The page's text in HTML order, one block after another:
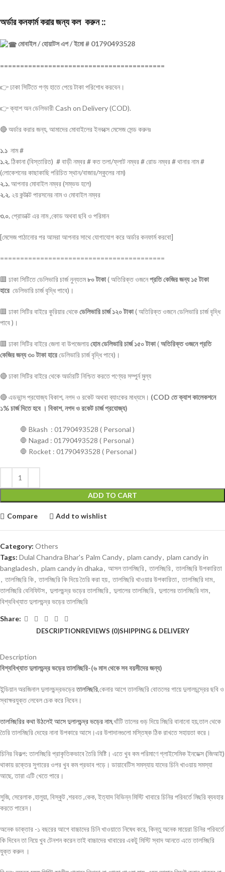
অর্ডার কনফার্ম করার জন্য কল করুন ::
মোবাইল / হোয়াটস এপ / ইমো # 01790493528
=========================================
👉 ঢাকা সিটিতে পণ্য হাতে পেয়ে টাকা পরিশোধ করবেন।
👉 ক্যাশ অন ডেলিভারী Cash on Delivery (COD).
🔴 অর্ডার করার জন্য, আমাদের মোবাইলের ইনবক্সে মেসেজ সেন্ড করুনঃ
১.১ নাম #
১.২.ঠিকানা (বিস্তারিত) # বাড়ী নম্বর # কত তলা/ফ্লাট নম্বর # রোড নম্বর # থানার নাম #
(লোকেশনের কাছাকাছি পরিচিত স্থান/বাজার/স্কুলের নাম)
২.১.আপনার মোবাইল নম্বর (সম্ভভ হলে)
২.২. ২য় কন্টাক্ট পারসনের নাম ও মোবাইল নম্বর
৩.০.প্রোডাক্ট এর নাম ,কোড অথবা ছবি ও পরিমান
[মেসেজ পাঠানোর পর আমরা আপনার সাথে যোগাযোগ করে অর্ডার কনফার্ম করবো]
=========================================
🟥 ঢাকা সিটিতে ডেলিভারি চার্জ নুন্যতম৮০ টাকা( অতিরিক্ত ওজনেপ্রতি কেজির জন্য ১৫ টাকা
হারে ডেলিভারি চার্জ বৃদ্ধি পাবে)।
🟥 ঢাকা সিটির বাইরে কুরিয়ার থেকেডেলিভারি চার্জ ১২০ টাকা( অতিরিক্ত ওজনে ডেলিভারি চার্জ বৃদ্ধি
পাবে )।
🟥 ঢাকা সিটির বাইরে জেলা বা উপজেলায়হোম ডেলিভারি চার্জ ১৫০ টাকা(অতিরিক্ত ওজনে প্রতি
কেজির জন্য ৩০ টাকা হারেডেলিভারি চার্জ বৃদ্ধি পাবে)।
🔴 ঢাকা সিটির বাইরে থেকে অর্ডারটি নিশ্চিত করতে পণ্যের সম্পুর্ন মুল্য
🔴 এডভান্স প্রযোজ্য বিকাশ, নগদ ও রকেট অথবা ব্যাংকের মাধ্যমে। (COD তে ক্যাশ কালেকশনে
১% চার্জ দিতে হবে । বিকাশ, নগদ ও রকেট চার্জ প্রযোজ্য)
🛑 Bkash : 01790493528 ( Personal )
🛑 Nagad : 01790493528 ( Personal )
🛑 Rocket : 01790493528 ( Personal )
ADD TO CART
Compare Add to wishlist
Category: Others
Tags: Dulal Chandra Bhar's Palm Candy, plam candy, plam candy in
bangladesh, plam candy in dhaka, আসল তালমিছরি, তালমিছরি, তালমিছরি উপকারিতা
, তালমিছরি কি, তালমিছরি কি দিয়ে তৈরি করা হয়, তালমিছরি খাওয়ার উপকারিতা, তালমিছরি দাম,
তালমিছরি বেনিফিটস, দুলালচন্দ্র ভড়ের তালমিছরি, দুলালের তালমিছরি, দুলালের তালমিছরি দাম,
বিশ্ববিখ্যাত দুলালচন্দ্র ভড়ের তালমিছরি
Share:
DESCRIPTIONREVIEWS (0)SHIPPING & DELIVERY
Description
বিশ্ববিখ্যাত দুলালচন্দ্র ভড়ের তালমিছরি-(৬ মাস থেকে সব বয়সীদের জন্য)
ইন্ডিয়ান অরজিনাল দুলালচন্দ্রভড়েরতালমিছরি,কেনার আগে তালমিছরি বোতলের গায়ে দুলালচন্দ্রের ছবি ও
স্বাক্ষরযুক্ত লেবেল চেক করে নিবেন ।
তালমিছরির কথা উঠলেই আসে দুলালচন্দ্র ভড়ের নাম,খাঁটি তালের গুড় দিয়ে মিছরি বানানো হয়,তাল থেকে
তৈরি তালমিছরি দেহের নানা উপকারে আসে।এর উপাদানগুলো মস্তিষ্ক ঠিক রাখতে সহায়তা করে।
চিনির বিকল্প: তালমিছরি প্রাকৃতিকভাবে তৈরি মিষ্টি। এতে খুব কম পরিমাণে গ্লাইসেমিক ইনডেক্স (জিআই)
থাকায় রক্তের সুগারের ওপর খুব কম প্রভাব পড়ে। ডায়াবেটিস সমস্যায় যাদের চিনি খাওয়ায় সমস্যা
আছে, তারা এটি খেতে পারে ।
সুজি, সেরেলাক ,হালুয়া, বিস্কুট ,শরবত ,কেক, ইত্যাদ বিভিন্ন মিস্টি খাবারে চিনির পরিবর্তে মিছরি ব্যবহার
করতে পারেন।
অনেক ডাক্তার -১ বছরের আগে বাচ্চাদের চিনি খাওয়াতে নিষেধ করে, কিন্তু অনেক মায়েরা চিনির পরিবর্তে
কি দিবেন তা নিয়ে খুব টেনশন করেন তাই বাচ্চাদের খাবারের একটু মিস্টি স্বাদ আনতে এতে তালমিছরি
যুক্ত করুন ।